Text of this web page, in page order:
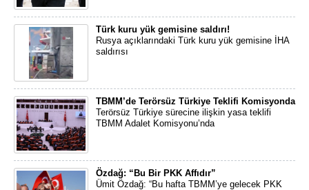
Türk kuru yük gemisine saldırı!
Rusya açıklarındaki Türk kuru yük gemisine İHA
saldırısı
TBMM’de Terörsüz Türkiye Teklifi Komisyonda
Terörsüz Türkiye sürecine ilişkin yasa teklifi
TBMM Adalet Komisyonu’nda
Özdağ: “Bu Bir PKK Affıdır”
Ümit Özdağ: “Bu hafta TBMM’ye gelecek PKK